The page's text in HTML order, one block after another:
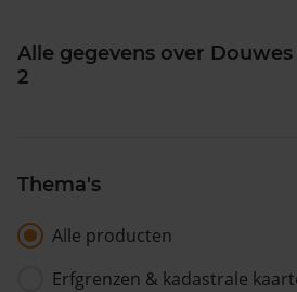
Alle gegevens over
2
Thema's
Alle producten
Erfgrenzen & kadastrale